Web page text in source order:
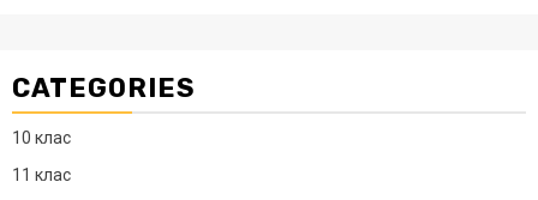
CATEGORIES
10 клас
11 клас